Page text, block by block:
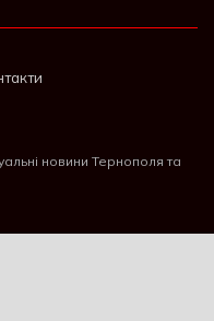
новини Тернополя та